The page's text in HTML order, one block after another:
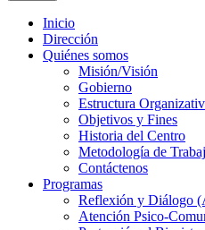
Inicio
Dirección
Quiénes somos
Misión/Visión
Gobierno
Estructura
Objetivos y Fines
Historia del Centro
Metodología de
Contáctenos
Programas
Reflexión y Diálogo
Atención Psico-